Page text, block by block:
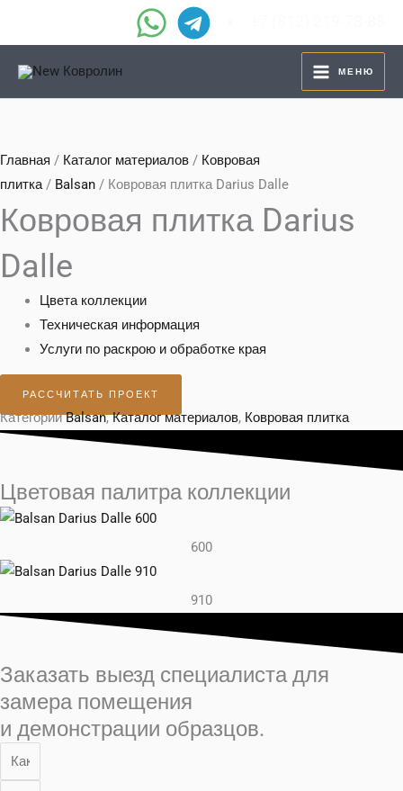
МЕНЮ
Главная / Каталог материалов / Ковровая
плитка/ Balsan / Ковровая плитка Darius Dalle
Ковровая плитка Darius
Dalle
Цвета коллекции
Техническая информация
Услуги по раскрою и обработке края
РАССЧИТАТЬ ПРОЕКТ
Категории Balsan,Каталог материалов, Ковровая плитка
Цветовая палитра коллекции
600
910
Заказать выезд специалиста для
замера помещения
и демонстрации образцов.